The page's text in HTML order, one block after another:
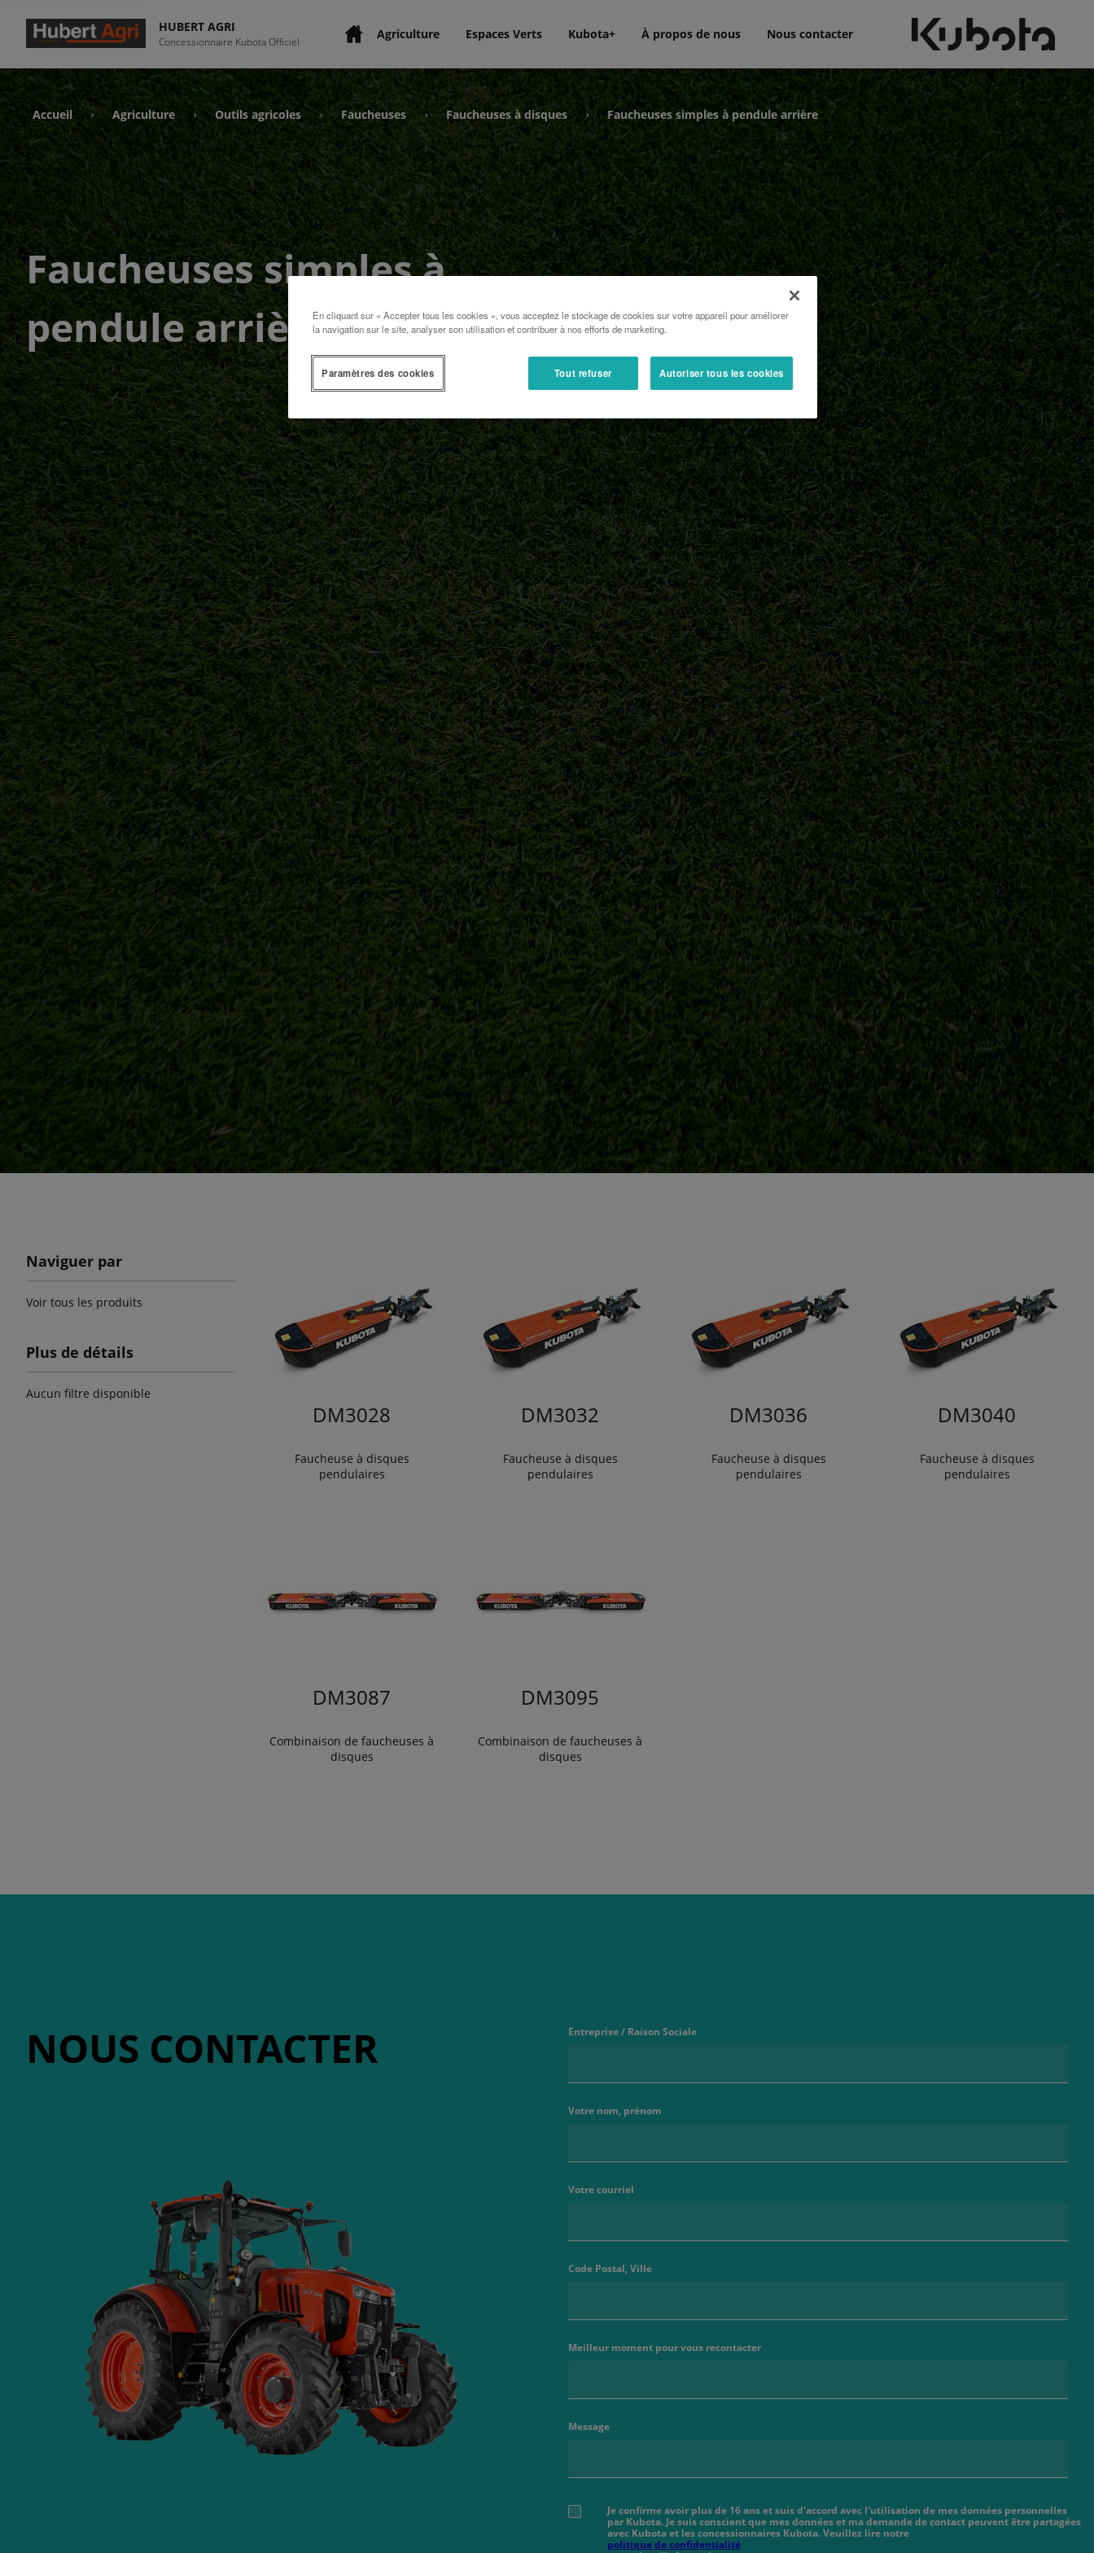
HUBERT AGRI
Concessionnaire Kubota Officiel Agriculture Espaces Verts Kubota+ À propos de nous Nous contacter
Accueil › Agriculture › Outils agricoles › Faucheuses › Faucheuses à disques › Faucheuses simples à pendule arrière
Faucheuses simples à
pendule arrière
Naviguer par
Voir tous les produits
Plus de détails
Aucun filtre disponible
DM3028
Faucheuse à disques
pendulaires
DM3032
Faucheuse à disques
pendulaires
DM3036
Faucheuse à disques
pendulaires
DM3040
Faucheuse à disques
pendulaires
DM3087
Combinaison de faucheuses à
disques
DM3095
Combinaison de faucheuses à
disques
NOUS CONTACTER Entreprise / Raison Sociale
Votre nom, prénom
Votre courriel
Code Postal, Ville
Meilleur moment pour vous recontacter
Message
Je confirme avoir plus de 16 ans et suis d'accord avec l'utilisation de mes données personnelles
par Kubota. Je suis conscient que mes données et ma demande de contact peuvent être partagées
avec Kubota et les concessionnaires Kubota. Veuillez lire notre
politique de confidentialité
En cliquant sur « Accepter tous les cookies », vous acceptez le stockage de cookies sur votre appareil pour améliorer
la navigation sur le site, analyser son utilisation et contribuer à nos efforts de marketing.
Tout refuser Autoriser tous les cookies
Paramètres des cookies